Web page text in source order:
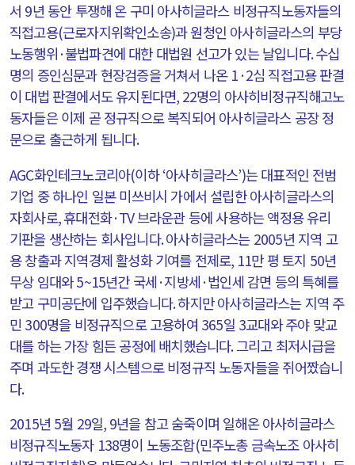
서 9년 동안 투쟁해 온 구미 아사히글라스 비정규직노동자들의
직접고용(근로자지위확인소송)과 원청인 아사히글라스의 부당
노동행위 ·불법파견에 대한 대법원 선고가 있는 날입니다.수십
명의 증인심문과 현장검증을 거쳐서 나온 1·2심 직접고용 판결
이 대법 판결에서도 유지된다면, 22명의 아사히비정규직해고노
동자들은 이제 곧 정규직으로 복직되어 아사히글라스 공장 정
문으로 출근하게 됩니다.
AGC화인테크노코리아(이하‘아사히글라스’)는 대표적인 전범
기업 중 하나인 일본 미쓰비시 가에서 설립한 아사히글라스의
자회사로,휴대전화·TV브라운관 등에 사용하는 액정용 유리
기판을 생산하는 회사입니다.아사히글라스는 2005년 지역 고
용 창출과 지역경제 활성화 기여를 전제로, 11만 평 토지 50년
무상 임대와5~15년간 국세 ·지방세 ·법인세 감면 등의 특혜를
받고 구미공단에 입주했습니다.하지만 아사히글라스는 지역 주
민 300명을 비정규직으로 고용하여 365일 3교대와 주야 맞교
대를 하는 가장 힘든 공정에 배치했습니다.그리고 최저시급을
주며 과도한 경쟁 시스템으로 비정규직 노동자들을 쥐어짰습니
다.
2015년 5월 29일, 9년을 참고 숨죽이며 일해온 아사히글라스
비정규직노동자 138명이 노동조합(민주노총 금속노조 아사히